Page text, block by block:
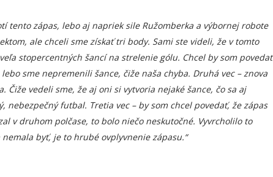
tento zápas, lebo aj napriek sile Ružomberka a výbornej robote
ale chceli sme získať tri body. Sami ste videli, že v tomto
stopercentných šancí na strelenie gólu. Chcel by som povedať
sme nepremenili šance, čiže naša chyba. Druhá vec – znova
vedeli sme, že aj oni si vytvoria nejaké šance, čo sa aj
futbal. Tretia vec – by som chcel povedať, že zápas
v druhom polčase, to bolo niečo neskutočné. Vyvrcholilo to
byť, je to hrubé ovplyvnenie zápasu.“